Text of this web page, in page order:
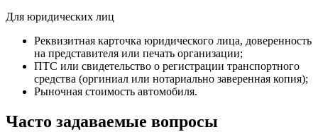
Для юридических лиц
Реквизитная карточка юридического лица, доверенность
на представителя или печать организации;
ПТС или свидетельство о регистрации транспортного
средства (оргиниал или нотариально заверенная копия);
Рыночная стоимость автомобиля.
Часто задаваемые вопросы